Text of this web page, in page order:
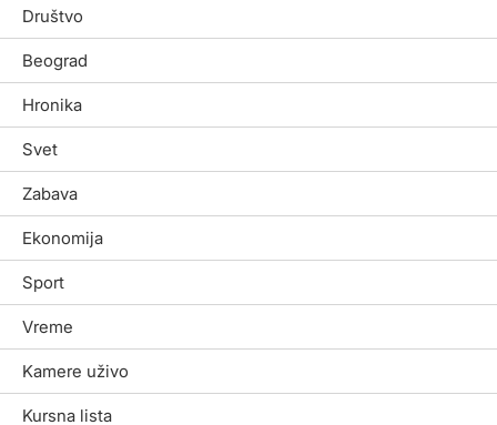
Društvo
Beograd
Hronika
Svet
Zabava
Ekonomija
Sport
Vreme
Kamere uživo
Kursna lista